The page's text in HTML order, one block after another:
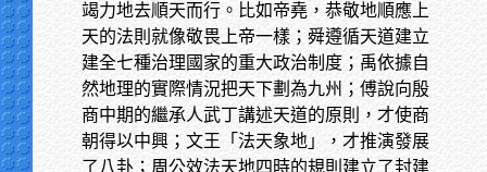
竭力地去順天而行。比如帝堯，恭敬地順應上
天的法則就像敬畏上帝一樣；舜遵循天道建立
建全七種治理國家的重大政治制度；禹依據自
然地理的實際情況把天下劃為九州；傅說向殷
商中期的繼承人武丁講述天道的原則，才使商
朝得以中興；文王「法天象地」，才推演發展
了八卦；周公效法天地四時的規則建立了封建